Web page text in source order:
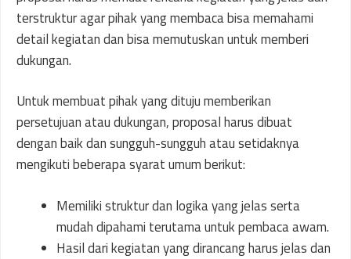
terstruktur agar pihak yang membaca bisa memahami
detail kegiatan dan bisa memutuskan untuk memberi
dukungan.
Untuk membuat pihak yang dituju memberikan
persetujuan atau dukungan, proposal harus dibuat
dengan baik dan sungguh-sungguh atau setidaknya
mengikuti beberapa syarat umum berikut:
Memiliki struktur dan logika yang jelas serta
mudah dipahami terutama untuk pembaca awam.
Hasil dari kegiatan yang dirancang harus jelas dan